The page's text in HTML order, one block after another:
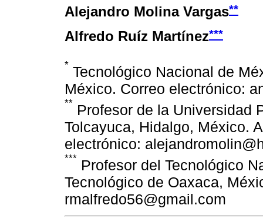
Alejandro Molina Vargas**
Alfredo Ruíz Martínez***
* Tecnológico Nacional de
México. Correo electrónico:
** Profesor de la Universidad
Tolcayuca, Hidalgo, México.
electrónico:
*** Profesor del Tecnológico
Tecnológico de Oaxaca,
rmalfredo56@gmail.com